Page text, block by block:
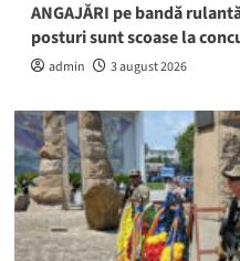
ANGAJĂRI pe bandă
posturi sunt scoase la
admin 3 august 2026